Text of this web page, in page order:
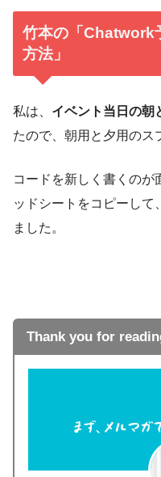
竹本の「Chatwork
方法」
私は、 イベント当日の朝
たので、朝用と夕用のス
コードを新しく書くのが
ッドシートをコピーして、
ました。
Thank you for